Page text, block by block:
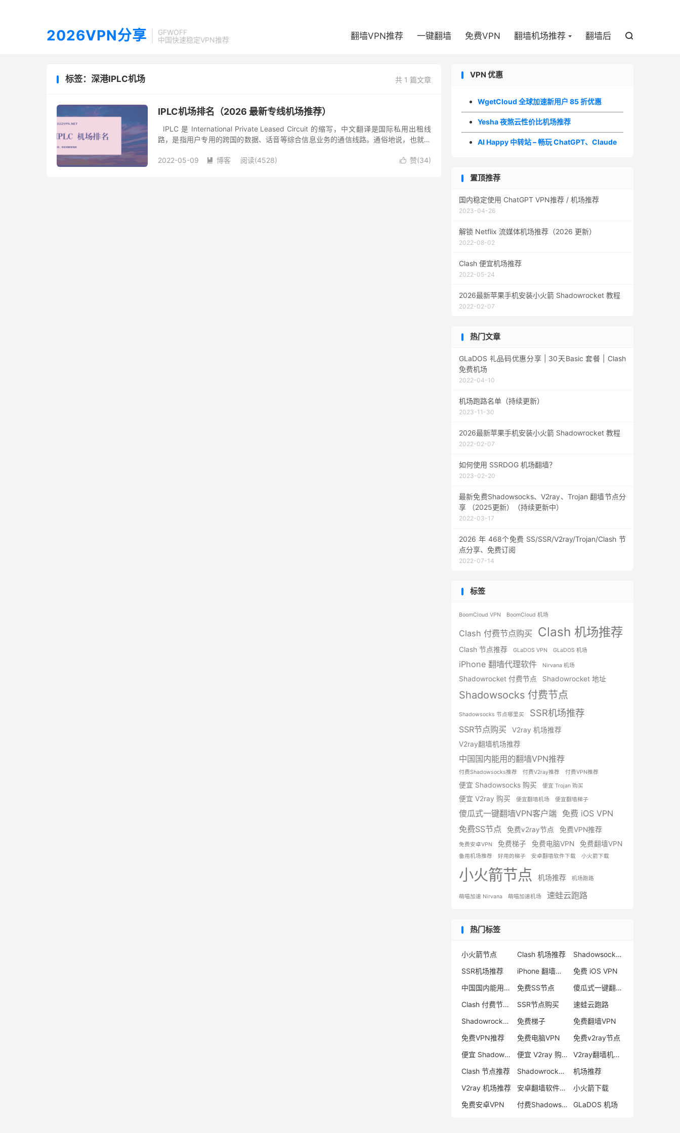
2026VPN分享
GFWOFF
中国快速稳定VPN推荐
翻墙VPN推荐 一键翻墙 免费VPN 翻墙机场推荐 翻墙后 
共 1 篇文章
标签：深港IPLC机场
IPLC机场排名（2026 最新专线机场推荐）
IPLC 是 International Private Leased Circuit 的缩写，中文翻译是国际私用出租线
路，是指用户专用的跨国的数据、话音等综合信息业务的通信线路。通俗地说，也就是
 赞(34)
2022-05-09  博客 阅读(4528)
VPN 优惠
WgetCloud 全球加速新用户 85 折优惠
Yesha 夜煞云性价比机场推荐
AI Happy 中转站 – 畅玩 ChatGPT、Claude
置顶推荐
国内稳定使用 ChatGPT VPN推荐 / 机场推荐
2023-04-26
解锁 Netflix 流媒体机场推荐（2026 更新）
2022-08-02
Clash 便宜机场推荐
2022-05-24
2026最新苹果手机安装小火箭 Shadowrocket 教程
2022-02-07
热门文章
GLaDOS 礼品码优惠分享 | 30天Basic 套餐 | Clash
免费机场
2022-04-10
机场跑路名单（持续更新）
2023-11-30
2026最新苹果手机安装小火箭 Shadowrocket 教程
2022-02-07
如何使用 SSRDOG 机场翻墙？
2023-02-20
最新免费Shadowsocks、V2ray、Trojan 翻墙节点分
享 （2025更新）（持续更新中）
2022-03-17
2026 年 468个免费 SS/SSR/V2ray/Trojan/Clash 节
点分享、免费订阅
2022-07-14
标签
BoomCloud VPN BoomCloud 机场
Clash 付费节点购买 Clash 机场推荐
Clash 节点推荐 GLaDOS VPN GLaDOS 机场
iPhone 翻墙代理软件 Nirvana 机场
Shadowrocket 付费节点 Shadowrocket 地址
Shadowsocks 付费节点
Shadowsocks 节点哪里买 SSR机场推荐
SSR节点购买
V2ray 机场推荐
V2ray翻墙机场推荐
中国国内能用的翻墙VPN推荐
付费Shadowsocks推荐 付费V2ray推荐 付费VPN推荐
便宜 Shadowsocks 购买 便宜 Trojan 购买
便宜 V2ray 购买 便宜翻墙机场 便宜翻墙梯子
傻瓜式一键翻墙VPN客户端 免费 iOS VPN
免费SS节点
免费v2ray节点 免费VPN推荐
免费安卓VPN 免费梯子 免费电脑VPN 免费翻墙VPN
备用机场推荐 好用的梯子 安卓翻墙软件下载 小火箭下载
小火箭节点 机场推荐 机场跑路
萌喵加速 Nirvana 萌喵加速机场 速蛙云跑路
热门标签
小火箭节点 Clash 机场推荐
Shadowsocks 付费节点
SSR机场推荐
iPhone 翻墙代理软件
免费 iOS VPN
中国国内能用的翻墙VPN推荐
免费SS节点
傻瓜式一键翻墙VPN客户端
Clash 付费节点购买
SSR节点购买
速蛙云跑路
Shadowrocket 地址
免费梯子
免费翻墙VPN
免费VPN推荐
免费电脑VPN
免费v2ray节点
便宜 Shadowsocks 购买
便宜 V2ray 购买
V2ray翻墙机场推荐
Clash 节点推荐
Shadowrocket 付费节点
机场推荐
V2ray 机场推荐
安卓翻墙软件下载
小火箭下载
免费安卓VPN
付费Shadowsocks推荐 GLaDOS 机场